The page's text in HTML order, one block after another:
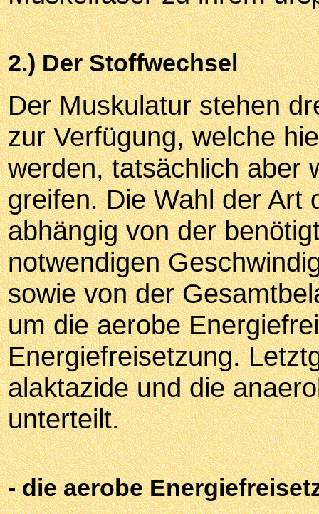
2.) Der Stoffwechsel
Der Muskulatur stehen
zur Verfügung, welche
werden, tatsächlich aber
greifen. Die Wahl der Art
abhängig von der
notwendigen
sowie von der
um die aerobe
Energiefreisetzung.
alaktazide und die
unterteilt.
- die aerobe